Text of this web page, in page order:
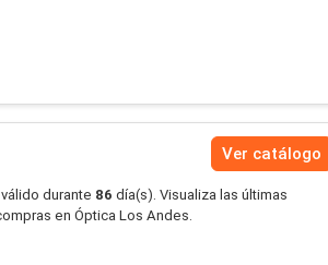
Ver catálogo
durante 86 día(s). Visualiza las últimas
en Óptica Los Andes.